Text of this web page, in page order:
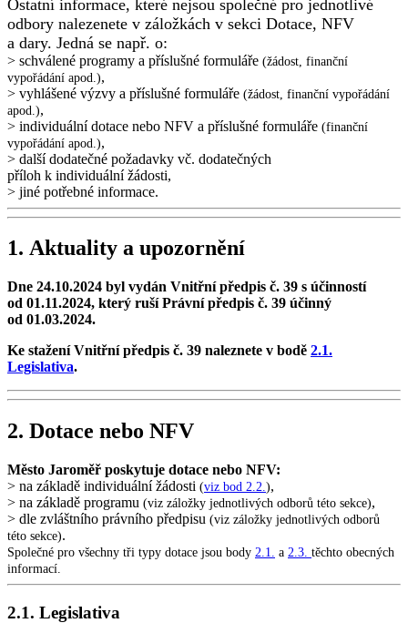
Ostatní informace, které nejsou společné pro jednotlivé
odbory nalezenete v záložkách v sekci Dotace, NFV
a dary. Jedná se např. o:
> schválené programy a příslušné formuláře (žádost, finanční
vypořádání apod.),
> vyhlášené výzvy a příslušné formuláře (žádost, finanční vypořádání
apod.),
> individuální dotace nebo NFV a příslušné formuláře (finanční
vypořádání apod.),
> další dodatečné požadavky vč. dodatečných
příloh k individuální žádosti,
> jiné potřebné informace.
1. Aktuality a upozornění
Dne 24.10.2024 byl vydán Vnitřní předpis č. 39 s účinností
od 01.11.2024, který ruší Právní předpis č. 39 účinný
od 01.03.2024.
Ke stažení Vnitřní předpis č. 39 naleznete v bodě 2.1.
Legislativa.
2. Dotace nebo NFV
Město Jaroměř poskytuje dotace nebo NFV:
> na základě individuální žádosti (viz bod 2.2.),
> na základě programu (viz záložky jednotlivých odborů této sekce),
> dle zvláštního právního předpisu (viz záložky jednotlivých odborů
této sekce).
Společné pro všechny tři typy dotace jsou body 2.1. a 2.3. těchto obecných
informací.
2.1. Legislativa